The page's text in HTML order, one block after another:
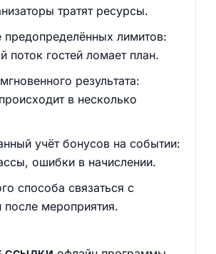
тратят ресурсы.
предопределённых лимитов:
поток гостей ломает план.
результата:
в несколько
учёт бонусов на событии:
ошибки в начислении.
способа связаться с
после мероприятия.